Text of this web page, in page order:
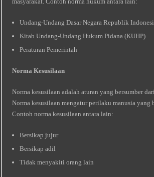
Undang-Undang Dasar Negara Republik
Kitab Undang-Undang Hukum Pidana (KUHP)
Peraturan Pemerintah
Norma Kesusilaan
Norma kesusilaan adalah aturan yang bersumber
Norma kesusilaan mengatur perilaku manusia yang
Contoh norma kesusilaan antara lain:
Bersikap jujur
Bersikap adil
Tidak menyakiti orang lain